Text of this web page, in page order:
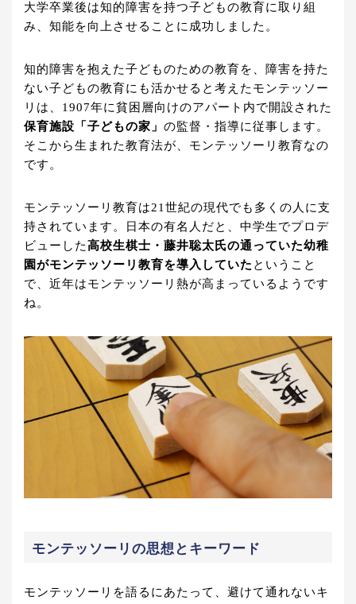
大学卒業後は知的障害を持つ子どもの教育に取り組
み、知能を向上させることに成功しました。
知的障害を抱えた子どものための教育を、障害を持た
ない子どもの教育にも活かせると考えたモンテッソー
リは、1907年に貧困層向けのアパート内で開設された
保育施設「子どもの家」 の監督・指導に従事します。
そこから生まれた教育法が、モンテッソーリ教育なの
です。
モンテッソーリ教育は21世紀の現代でも多くの人に支
持されています。日本の有名人だと、中学生でプロデ
ビューした高校生棋士・藤井聡太氏の通っていた幼稚
園がモンテッソーリ教育を導入していた ということ
で、近年はモンテッソーリ熱が高まっているようです
ね。
モンテッソーリの思想とキーワード
モンテッソーリを語るにあたって、避けて通れないキ